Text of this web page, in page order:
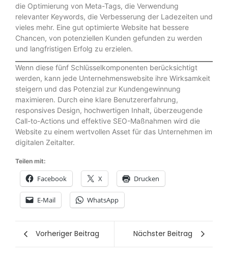
die Optimierung von Meta-Tags, die Verwendung
relevanter Keywords, die Verbesserung der Ladezeiten und
vieles mehr. Eine gut optimierte Website hat bessere
Chancen, von potenziellen Kunden gefunden zu werden
und langfristigen Erfolg zu erzielen.
Wenn diese fünf Schlüsselkomponenten berücksichtigt
werden, kann jede Unternehmenswebsite ihre Wirksamkeit
steigern und das Potenzial zur Kundengewinnung
maximieren. Durch eine klare Benutzererfahrung,
responsives Design, hochwertigen Inhalt, überzeugende
Call-to-Actions und effektive SEO-Maßnahmen wird die
Website zu einem wertvollen Asset für das Unternehmen im
digitalen Zeitalter.
Teilen mit:
Facebook X Drucken
E-Mail WhatsApp
Vorheriger Beitrag Nächster Beitrag